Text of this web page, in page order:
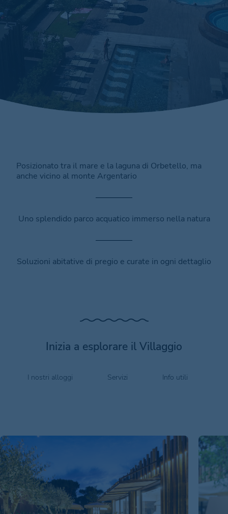
Posizionato tra il mare e la laguna di Orbetello, ma
anche vicino al monte Argentario
Uno splendido parco acquatico immerso nella natura
Soluzioni abitative di pregio e curate in ogni dettaglio
Inizia a esplorare il Villaggio
I nostri alloggi Servizi Info utili